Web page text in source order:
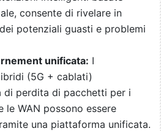
consente di rivelare in
potenziali guasti e problemi
unificata: I
(5G + cablati)
di perdita di pacchetti per i
le WAN possono essere
una piattaforma unificata.